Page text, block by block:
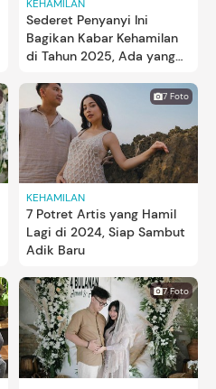
KEHAMILAN
Sederet Penyanyi Ini
Bagikan Kabar Kehamilan
di Tahun 2025, Ada yang
7 Foto
KEHAMILAN
7 Potret Artis yang Hamil
Lagi di 2024, Siap Sambut
Adik Baru
7 Foto